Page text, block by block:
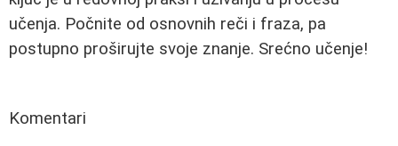
učenja. Počnite od osnovnih reči i fraza, pa
postupno proširujte svoje znanje. Srećno učenje!
Komentari